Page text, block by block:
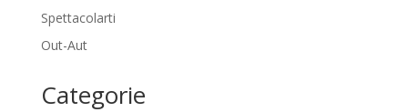
Spettacolarti
Out-Aut
Categorie